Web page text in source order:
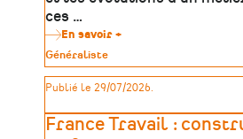
ces …
En savoir +
mieux
comprendre
métiers,
les
Type
de
patrimoine
Généraliste
Publié le 29/07/2026.
France Travail :